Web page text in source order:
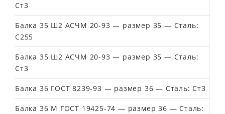
Ст3
Балка 35 Ш2 АСЧМ 20-93 — размер 35 — Сталь:
С255
Балка 35 Ш2 АСЧМ 20-93 — размер 35 — Сталь:
Ст3
Балка 36 ГОСТ 8239-93 — размер 36 — Сталь: Ст3
Балка 36 М ГОСТ 19425-74 — размер 36 — Сталь: